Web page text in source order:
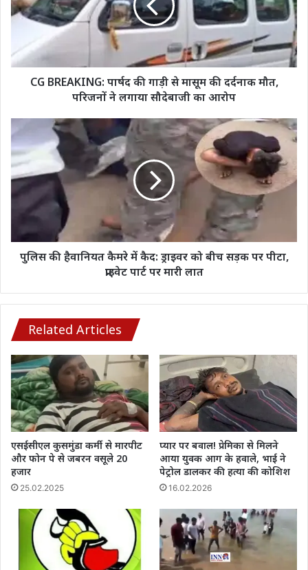
गाड़ी
से
की
दर्दनाक
सौदेबाजी
का
आरोप
CG BREAKING: पार्षद की गाड़ी से मासूम की दर्दनाक मौत,
परिजनों ने लगाया सौदेबाजी का आरोप
की
हैवानियत
कैमरे
में
कैद:
ड्राइवर
बीच
सड़क
पर
मारी
लात
पुलिस की हैवानियत कैमरे में कैद: ड्राइवर को बीच सड़क पर पीटा,
प्राइवेट पार्ट पर मारी लात
Related Articles
एसईसीएल कुसमुंडा कर्मी से मारपीट
और फोन पे से जबरन वसूले 20
हजार
25.02.2025
प्यार पर बवाल! प्रेमिका से मिलने
आया युवक आग के हवाले, भाई ने
पेट्रोल डालकर की हत्या की कोशिश
16.02.2026